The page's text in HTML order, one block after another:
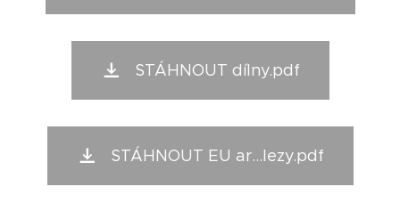
STÁHNOUT dílny.pdf
STÁHNOUT EU ar...lezy.pdf